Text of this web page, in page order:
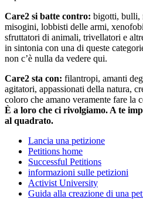
Care2 si batte contro: bigotti, bulli,
misogini, lobbisti delle armi,
sfruttatori di animali, trivellatori e
in sintonia con una di queste
non c’è nulla da vedere qui.
Care2 sta con: filantropi, amanti
agitatori, appassionati della natura,
coloro che amano veramente fare la
È a loro che ci rivolgiamo. A te
al quadrato.
Lancia una petizione
Petitions home
Successful Petitions
informazioni sulle petizioni
Activist University
Guida alla creazione di una